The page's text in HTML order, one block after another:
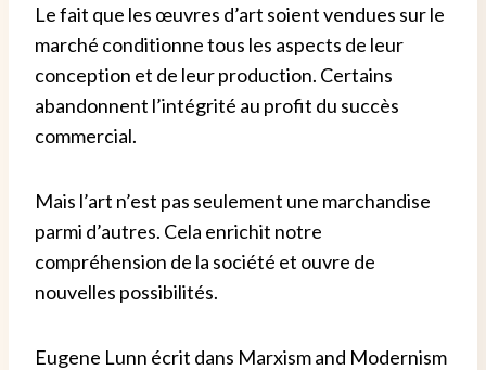
Le fait que les œuvres d’art soient vendues sur le
marché conditionne tous les aspects de leur
conception et de leur production. Certains
abandonnent l’intégrité au profit du succès
commercial.
Mais l’art n’est pas seulement une marchandise
parmi d’autres. Cela enrichit notre
compréhension de la société et ouvre de
nouvelles possibilités.
Eugene Lunn écrit dans Marxism and Modernism